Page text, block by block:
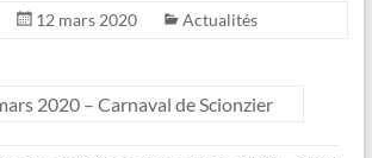
12 mars 2020 Actualités
2020 – Carnaval de Scionzier